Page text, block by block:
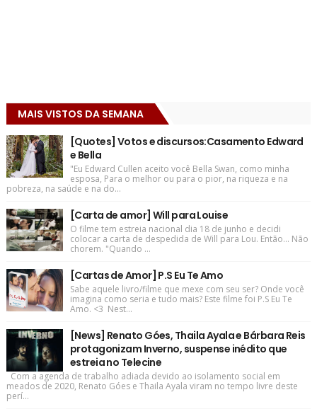
MAIS VISTOS DA SEMANA
[Quotes] Votos e discursos:Casamento Edward
e Bella
"Eu Edward Cullen aceito você Bella Swan, como minha
esposa, Para o melhor ou para o pior, na riqueza e na
pobreza, na saúde e na do...
[Carta de amor] Will para Louise
O filme tem estreia nacional dia 18 de junho e decidi
colocar a carta de despedida de Will para Lou. Então... Não
chorem. "Quando ...
[Cartas de Amor] P.S Eu Te Amo
Sabe aquele livro/filme que mexe com seu ser? Onde você
imagina como seria e tudo mais? Este filme foi P.S Eu Te
Amo. <3 Nest...
[News] Renato Góes, Thaila Ayala e Bárbara Reis
protagonizam Inverno, suspense inédito que
estreia no Telecine
Com a agenda de trabalho adiada devido ao isolamento social em
meados de 2020, Renato Góes e Thaila Ayala viram no tempo livre deste
perí...